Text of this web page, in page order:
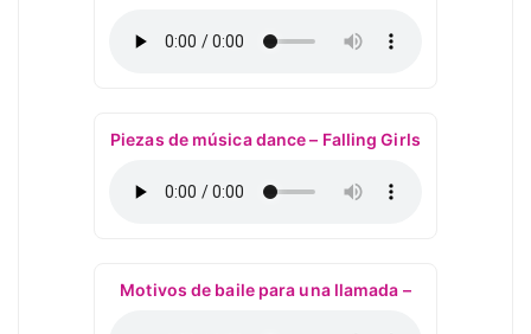
Piezas de música dance – Falling Girls
Motivos de baile para una llamada –